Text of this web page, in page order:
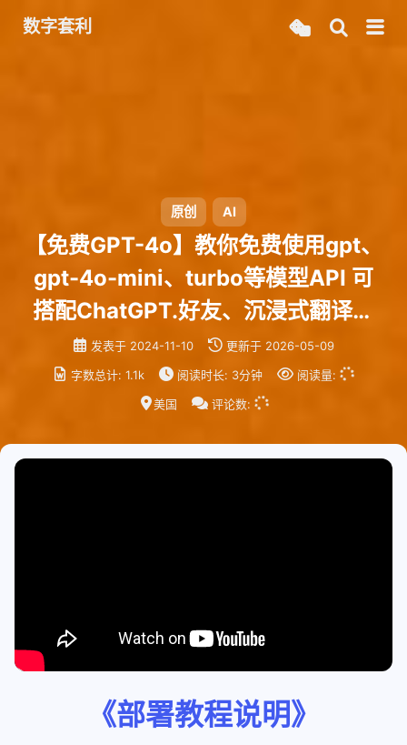
数字套利
原创 AI
【免费GPT-4o】教你免费使用gpt、
gpt-4o-mini、turbo等模型API 可
搭配ChatGPT.好友、沉浸式翻译等
项目使用
发表于 2024-11-10 更新于 2026-05-09
字数总计: 1.1k 阅读时长: 3分钟
阅读量:
美国
评论数:
《部署教程说明》